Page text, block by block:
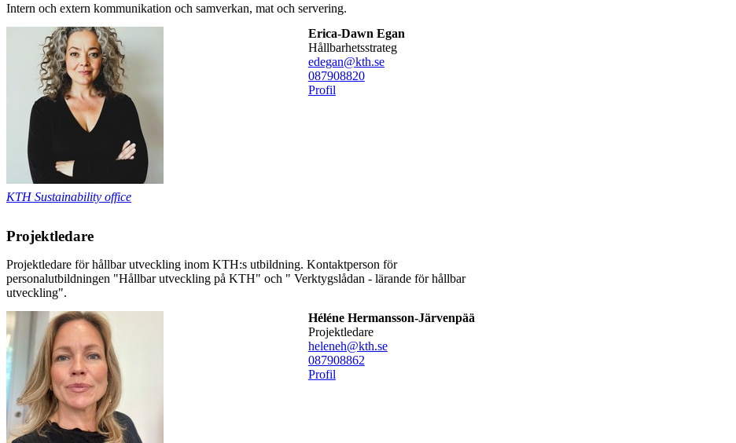
Intern och extern kommunikation och samverkan, mat och servering.
Erica-Dawn Egan
hållbarhetsstrateg
edegan@kth.se
087908820
Profil
KTH Sustainability office
Projektledare
Projektledare för hållbar utveckling inom KTH:s utbildning. Kontaktperson för
personalutbildningen "Hållbar utveckling på KTH" och " Verktygslådan - lärande för hållbar
utveckling".
Héléne Hermansson-Järvenpää
projektledare
heleneh@kth.se
087908862
Profil